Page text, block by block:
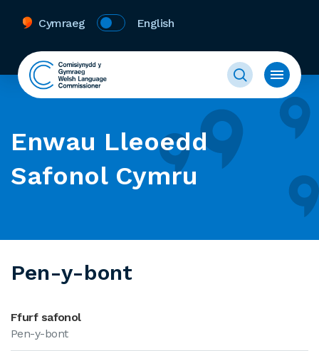
Cymraeg English
Enwau Lleoedd
Safonol Cymru
Pen-y-bont
Ffurf safonol
Pen-y-bont